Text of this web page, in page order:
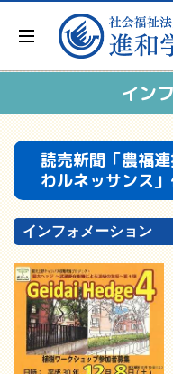
イン
読売新聞「農福
わルネッサンス
インフォメーション